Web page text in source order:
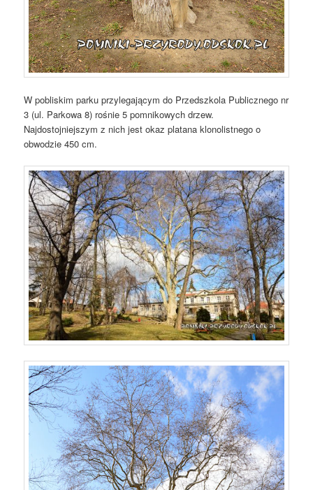
W pobliskim parku przylegającym do Przedszkola Publicznego nr
3 (ul. Parkowa 8) rośnie 5 pomnikowych drzew.
Najdostojniejszym z nich jest okaz platana klonolistnego o
obwodzie 450 cm.